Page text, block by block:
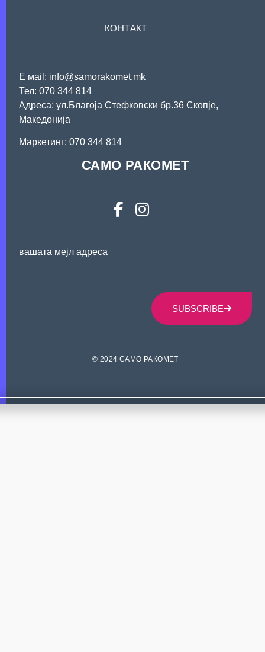
КОНТАКТ
Е мail: info@samorakomet.mk
Тел: 070 344 814
Адреса: ул.Благоја Стефковски бр.36 Скопје,
Македонија
Mаркетинг: 070 344 814
САМО РАКОМЕТ
вашата мејл адреса
SUBSCRIBE
© 2024 САМО РАКОМЕТ